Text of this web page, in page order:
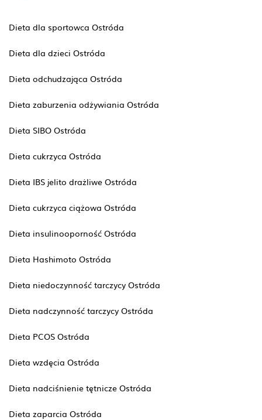
Dieta dla sportowca Ostróda
Dieta dla dzieci Ostróda
Dieta odchudzająca Ostróda
Dieta zaburzenia odżywiania Ostróda
Dieta SIBO Ostróda
Dieta cukrzyca Ostróda
Dieta IBS jelito drażliwe Ostróda
Dieta cukrzyca ciążowa Ostróda
Dieta insulinooporność Ostróda
Dieta Hashimoto Ostróda
Dieta niedoczynność tarczycy Ostróda
Dieta nadczynność tarczycy Ostróda
Dieta PCOS Ostróda
Dieta wzdęcia Ostróda
Dieta nadciśnienie tętnicze Ostróda
Dieta zaparcia Ostróda